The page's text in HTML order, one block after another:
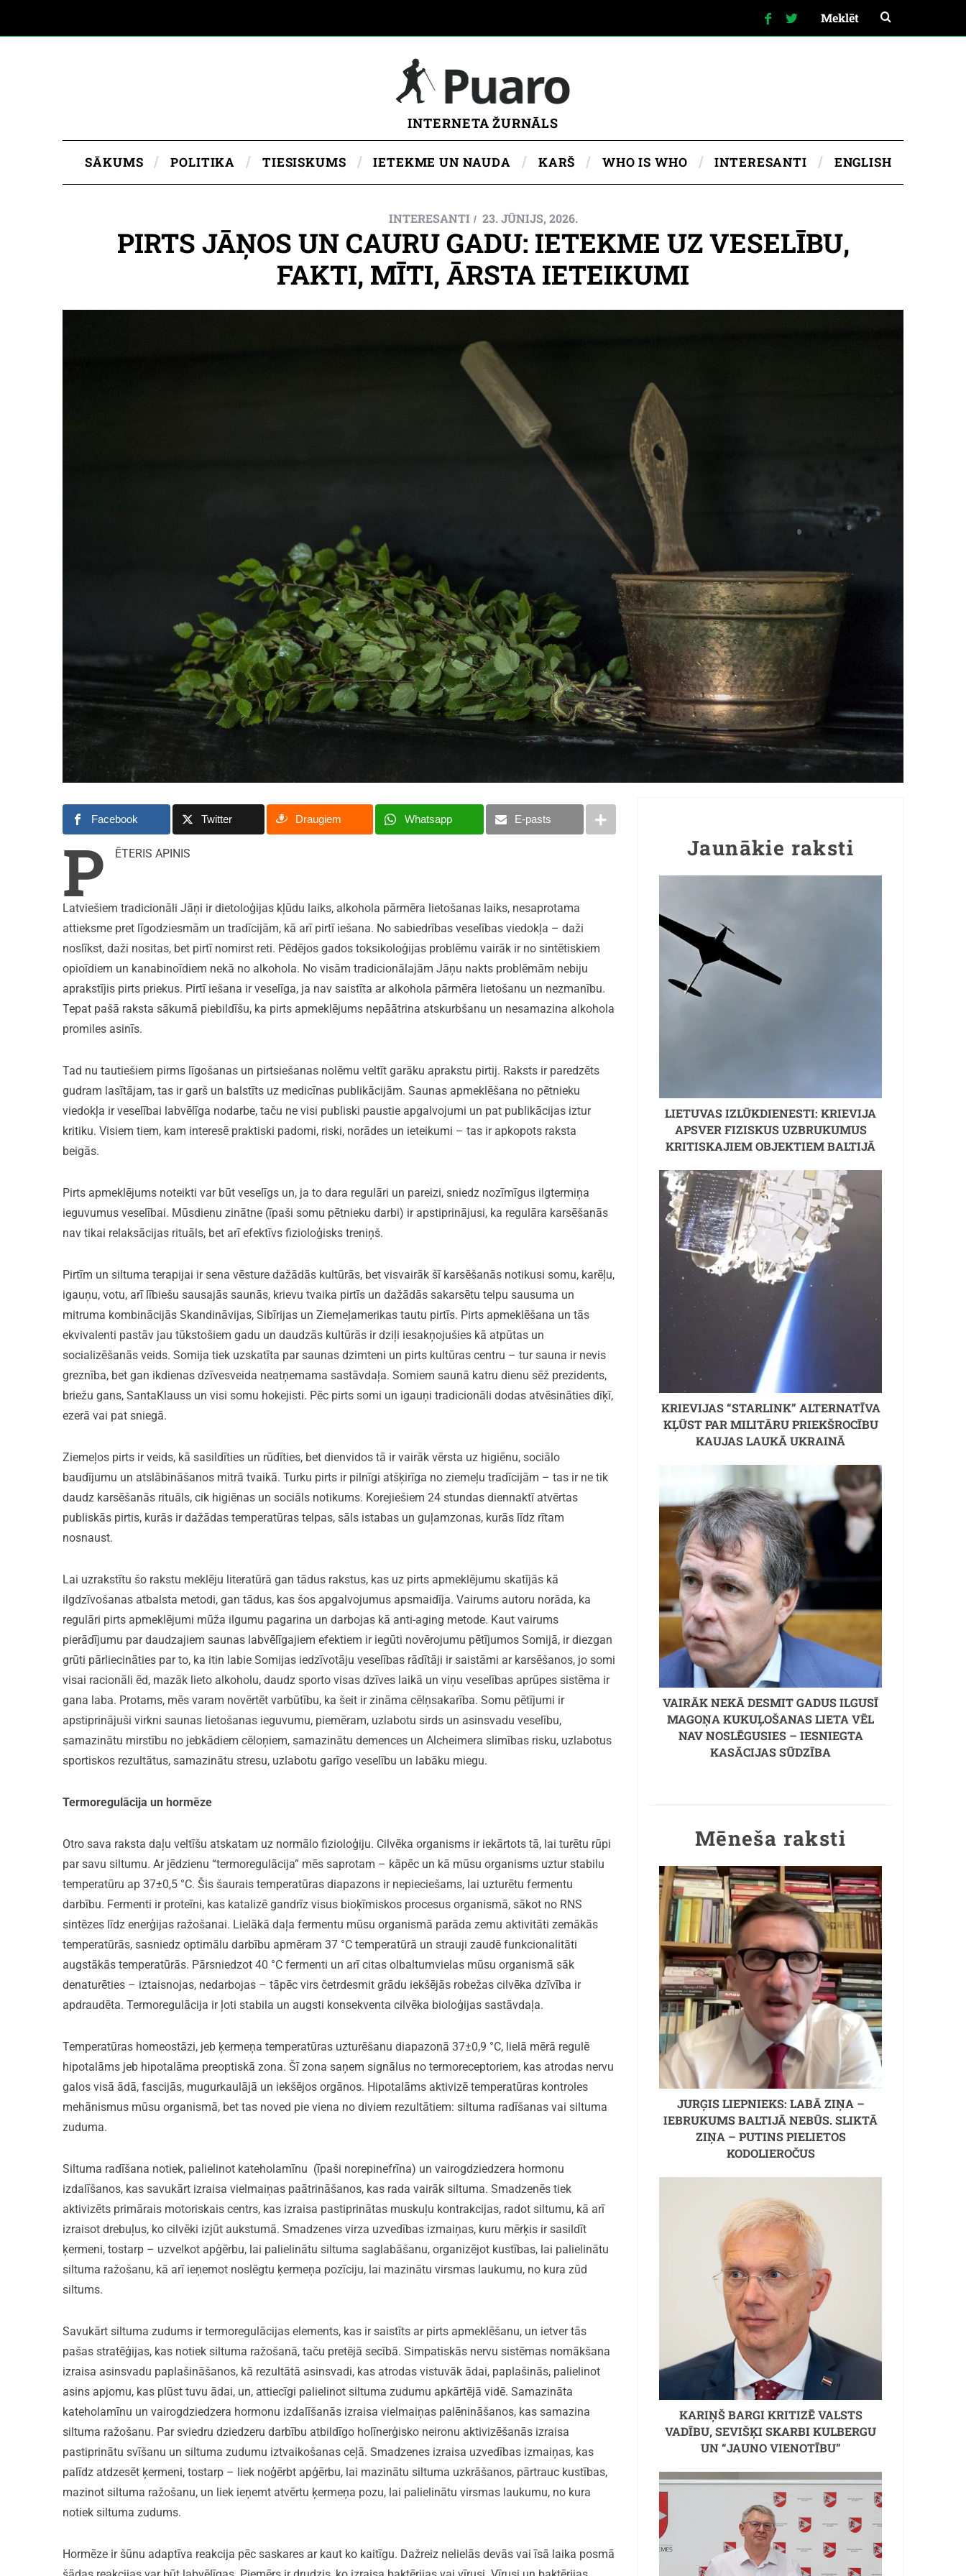
INTERNETA ŽURNĀLS
SĀKUMS POLITIKA TIESISKUMS IETEKME UN NAUDA KARŠ WHO IS WHO INTERESANTI ENGLISH
INTERESANTI 23. JŪNIJS, 2026.
PIRTS JĀŅOS UN CAURU GADU: IETEKME UZ VESELĪBU,
FAKTI, MĪTI, ĀRSTA IETEIKUMI
Facebook Twitter Draugiem Whatsapp E-pasts
P ĒTERIS APINIS
Latviešiem tradicionāli Jāņi ir dietoloģijas kļūdu laiks, alkohola pārmēra lietošanas laiks, nesaprotama
attieksme pret līgodziesmām un tradīcijām, kā arī pirtī iešana. No sabiedrības veselības viedokļa – daži
noslīkst, daži nositas, bet pirtī nomirst reti. Pēdējos gados toksikoloģijas problēmu vairāk ir no sintētiskiem
opioīdiem un kanabinoīdiem nekā no alkohola. No visām tradicionālajām Jāņu nakts problēmām nebiju
aprakstījis pirts priekus. Pirtī iešana ir veselīga, ja nav saistīta ar alkohola pārmēra lietošanu un nezmanību.
Tepat pašā raksta sākumā piebildīšu, ka pirts apmeklējums nepāātrina atskurbšanu un nesamazina alkohola
promiles asinīs.
Tad nu tautiešiem pirms līgošanas un pirtsiešanas nolēmu veltīt garāku aprakstu pirtij. Raksts ir paredzēts
gudram lasītājam, tas ir garš un balstīts uz medicīnas publikācijām. Saunas apmeklēšana no pētnieku
viedokļa ir veselībai labvēlīga nodarbe, taču ne visi publiski paustie apgalvojumi un pat publikācijas iztur
kritiku. Visiem tiem, kam interesē praktiski padomi, riski, norādes un ieteikumi – tas ir apkopots raksta
beigās.
Pirts apmeklējums noteikti var būt veselīgs un, ja to dara regulāri un pareizi, sniedz nozīmīgus ilgtermiņa
ieguvumus veselībai. Mūsdienu zinātne (īpaši somu pētnieku darbi) ir apstiprinājusi, ka regulāra karsēšanās
nav tikai relaksācijas rituāls, bet arī efektīvs fizioloģisks treniņš.
Pirtīm un siltuma terapijai ir sena vēsture dažādās kultūrās, bet visvairāk šī karsēšanās notikusi somu, karēļu,
igauņu, votu, arī lībiešu sausajās saunās, krievu tvaika pirtīs un dažādās sakarsētu telpu sausuma un
mitruma kombinācijās Skandināvijas, Sibīrijas un Ziemeļamerikas tautu pirtīs. Pirts apmeklēšana un tās
ekvivalenti pastāv jau tūkstošiem gadu un daudzās kultūrās ir dziļi iesakņojušies kā atpūtas un
socializēšanās veids. Somija tiek uzskatīta par saunas dzimteni un pirts kultūras centru – tur sauna ir nevis
greznība, bet gan ikdienas dzīvesveida neatņemama sastāvdaļa. Somiem saunā katru dienu sēž prezidents,
briežu gans, SantaKlauss un visi somu hokejisti. Pēc pirts somi un igauņi tradicionāli dodas atvēsināties dīķī,
ezerā vai pat sniegā.
Ziemeļos pirts ir veids, kā sasildīties un rūdīties, bet dienvidos tā ir vairāk vērsta uz higiēnu, sociālo
baudījumu un atslābināšanos mitrā tvaikā. Turku pirts ir pilnīgi atšķirīga no ziemeļu tradīcijām – tas ir ne tik
daudz karsēšanās rituāls, cik higiēnas un sociāls notikums. Korejiešiem 24 stundas diennaktī atvērtas
publiskās pirtis, kurās ir dažādas temperatūras telpas, sāls istabas un guļamzonas, kurās līdz rītam
nosnaust.
Lai uzrakstītu šo rakstu meklēju literatūrā gan tādus rakstus, kas uz pirts apmeklējumu skatījās kā
ilgdzīvošanas atbalsta metodi, gan tādus, kas šos apgalvojumus apsmaidīja. Vairums autoru norāda, ka
regulāri pirts apmeklējumi mūža ilgumu pagarina un darbojas kā anti-aging metode. Kaut vairums
pierādījumu par daudzajiem saunas labvēlīgajiem efektiem ir iegūti novērojumu pētījumos Somijā, ir diezgan
grūti pārliecināties par to, ka itin labie Somijas iedzīvotāju veselības rādītāji ir saistāmi ar karsēšanos, jo somi
visai racionāli ēd, mazāk lieto alkoholu, daudz sporto visas dzīves laikā un viņu veselības aprūpes sistēma ir
gana laba. Protams, mēs varam novērtēt varbūtību, ka šeit ir zināma cēlņsakarība. Somu pētījumi ir
apstiprinājuši virkni saunas lietošanas ieguvumu, piemēram, uzlabotu sirds un asinsvadu veselību,
samazinātu mirstību no jebkādiem cēloņiem, samazinātu demences un Alcheimera slimības risku, uzlabotus
sportiskos rezultātus, samazinātu stresu, uzlabotu garīgo veselību un labāku miegu.
Termoregulācija un hormēze
Otro sava raksta daļu veltīšu atskatam uz normālo fizioloģiju. Cilvēka organisms ir iekārtots tā, lai turētu rūpi
par savu siltumu. Ar jēdzienu “termoregulācija” mēs saprotam – kāpēc un kā mūsu organisms uztur stabilu
temperatūru ap 37±0,5 °C. Šis šaurais temperatūras diapazons ir nepieciešams, lai uzturētu fermentu
darbību. Fermenti ir proteīni, kas katalizē gandrīz visus bioķīmiskos procesus organismā, sākot no RNS
sintēzes līdz enerģijas ražošanai. Lielākā daļa fermentu mūsu organismā parāda zemu aktivitāti zemākās
temperatūrās, sasniedz optimālu darbību apmēram 37 °C temperatūrā un strauji zaudē funkcionalitāti
augstākās temperatūrās. Pārsniedzot 40 °C fermenti un arī citas olbaltumvielas mūsu organismā sāk
denaturēties – iztaisnojas, nedarbojas – tāpēc virs četrdesmit grādu iekšējās robežas cilvēka dzīvība ir
apdraudēta. Termoregulācija ir ļoti stabila un augsti konsekventa cilvēka bioloģijas sastāvdaļa.
Temperatūras homeostāzi, jeb ķermeņa temperatūras uzturēšanu diapazonā 37±0,9 °C, lielā mērā regulē
hipotalāms jeb hipotalāma preoptiskā zona. Šī zona saņem signālus no termoreceptoriem, kas atrodas nervu
galos visā ādā, fascijās, mugurkaulājā un iekšējos orgānos. Hipotalāms aktivizē temperatūras kontroles
mehānismus mūsu organismā, bet tas noved pie viena no diviem rezultātiem: siltuma radīšanas vai siltuma
zuduma.
Siltuma radīšana notiek, palielinot kateholamīnu (īpaši norepinefrīna) un vairogdziedzera hormonu
izdalīšanos, kas savukārt izraisa vielmaiņas paātrināšanos, kas rada vairāk siltuma. Smadzenēs tiek
aktivizēts primārais motoriskais centrs, kas izraisa pastiprinātas muskuļu kontrakcijas, radot siltumu, kā arī
izraisot drebuļus, ko cilvēki izjūt aukstumā. Smadzenes virza uzvedības izmaiņas, kuru mērķis ir sasildīt
ķermeni, tostarp – uzvelkot apģērbu, lai palielinātu siltuma saglabāšanu, organizējot kustības, lai palielinātu
siltuma ražošanu, kā arī ieņemot noslēgtu ķermeņa pozīciju, lai mazinātu virsmas laukumu, no kura zūd
siltums.
Savukārt siltuma zudums ir termoregulācijas elements, kas ir saistīts ar pirts apmeklēšanu, un ietver tās
pašas stratēģijas, kas notiek siltuma ražošanā, taču pretējā secībā. Simpatiskās nervu sistēmas nomākšana
izraisa asinsvadu paplašināšanos, kā rezultātā asinsvadi, kas atrodas vistuvāk ādai, paplašinās, palielinot
asins apjomu, kas plūst tuvu ādai, un, attiecīgi palielinot siltuma zudumu apkārtējā vidē. Samazināta
kateholamīnu un vairogdziedzera hormonu izdalīšanās izraisa vielmaiņas palēnināšanos, kas samazina
siltuma ražošanu. Par sviedru dziedzeru darbību atbildīgo holīnerģisko neironu aktivizēšanās izraisa
pastiprinātu svīšanu un siltuma zudumu iztvaikošanas ceļā. Smadzenes izraisa uzvedības izmaiņas, kas
palīdz atdzesēt ķermeni, tostarp – liek noģērbt apģērbu, lai mazinātu siltuma uzkrāšanos, pārtrauc kustības,
mazinot siltuma ražošanu, un liek ieņemt atvērtu ķermeņa pozu, lai palielinātu virsmas laukumu, no kura
notiek siltuma zudums.
Hormēze ir šūnu adaptīva reakcija pēc saskares ar kaut ko kaitīgu. Dažreiz nelielās devās vai īsā laika posmā
Jaunākie raksti
LIETUVAS IZLŪKDIENESTI: KRIEVIJA
APSVER FIZISKUS UZBRUKUMUS
KRITISKAJIEM OBJEKTIEM BALTIJĀ
KRIEVIJAS “STARLINK” ALTERNATĪVA
KĻŪST PAR MILITĀRU PRIEKŠROCĪBU
KAUJAS LAUKĀ UKRAINĀ
VAIRĀK NEKĀ DESMIT GADUS ILGUSĪ
MAGOŅA KUKUĻOŠANAS LIETA VĒL
NAV NOSLĒGUSIES – IESNIEGTA
KASĀCIJAS SŪDZĪBA
Mēneša raksti
JURĢIS LIEPNIEKS: LABĀ ZIŅA –
IEBRUKUMS BALTIJĀ NEBŪS. SLIKTĀ
ZIŅA – PUTINS PIELIETOS
KODOLIEROČUS
KARIŅŠ BARGI KRITIZĒ VALSTS
VADĪBU, SEVIŠĶI SKARBI KULBERGU
UN “JAUNO VIENOTĪBU”